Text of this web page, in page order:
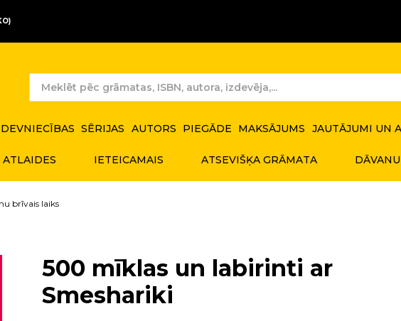
SĒRIJAS AUTORS PIEGĀDE MAKSĀJUMS JAUTĀJUMI UN
ATLAIDES IETEICAMAIS ATSEVIŠĶA GRĀMATA
brīvais laiks
500 mīklas un labirinti ar
Smeshariki